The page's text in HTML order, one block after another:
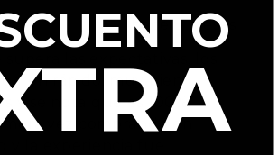
hace 8 meses
rápido, muy bien
y se nota que es 100%
vez comprando en